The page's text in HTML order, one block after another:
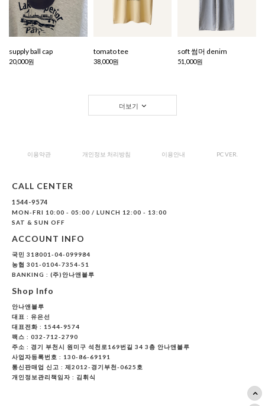
supply ball cap
20,000원
tomato tee
38,000원
soft 썸머 denim
51,000원
더보기
이용약관 개인정보 처리방침 이용안내 PC VER.
CALL CENTER
1544-9574
MON-FRI 10:00 - 05:00 / LUNCH 12:00 - 13:00
SAT & SUN OFF
ACCOUNT INFO
국민 318001-04-099984
농협 301-0104-7354-51
BANKING : (주)안나앤블루
Shop Info
안나앤블루
대표 : 유은선
대표전화 : 1544-9574
팩스 : 032-712-2790
주소 : 경기 부천시 원미구 석천로169번길 34 3층 안나앤블루
사업자등록번호 : 130-86-69191
통신판매업 신고 : 제2012-경기부천-0625호
개인정보관리책임자 : 김휘식